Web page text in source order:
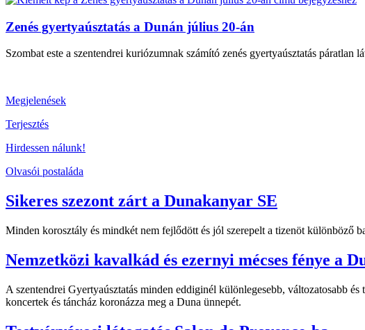
Zenés gyertyaúsztatás a Dunán július 20-án
Szombat este a szentendrei kuriózumnak számító zenés gyertyaúsztatás páratlan
Megjelenések
Terjesztés
Hirdessen nálunk!
Olvasói postaláda
Sikeres szezont zárt a Dunakanyar SE
Minden korosztály és mindkét nem fejlődött és jól szerepelt a tizenöt különböző
Nemzetközi kavalkád és ezernyi mécses fénye a
A szentendrei Gyertyaúsztatás minden eddiginél különlegesebb, változatosabb
koncertek és táncház koronázza meg a Duna ünnepét.